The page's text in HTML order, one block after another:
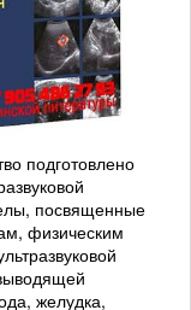
подготовлено
посвященные
физическим
желудка,